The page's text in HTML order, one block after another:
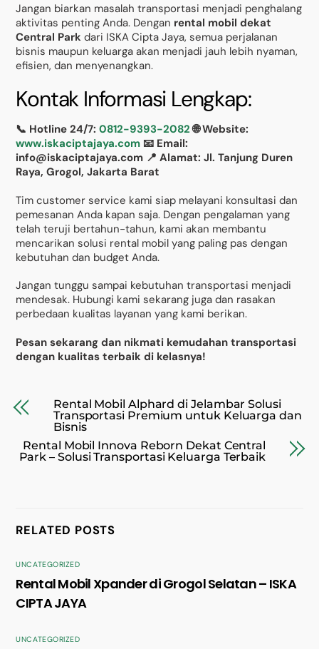
Jangan biarkan masalah transportasi menjadi penghalang
aktivitas penting Anda. Dengan rental mobil dekat
Central Park dari ISKA Cipta Jaya, semua perjalanan
bisnis maupun keluarga akan menjadi jauh lebih nyaman,
efisien, dan menyenangkan.
Kontak Informasi Lengkap:
📞 Hotline 24/7:0812-9393-2082 🌐 Website:
www.iskaciptajaya.com 📧 Email:
info@iskaciptajaya.com 📍 Alamat: Jl. Tanjung Duren
Raya, Grogol, Jakarta Barat
Tim customer service kami siap melayani konsultasi dan
pemesanan Anda kapan saja. Dengan pengalaman yang
telah teruji bertahun-tahun, kami akan membantu
mencarikan solusi rental mobil yang paling pas dengan
kebutuhan dan budget Anda.
Jangan tunggu sampai kebutuhan transportasi menjadi
mendesak. Hubungi kami sekarang juga dan rasakan
perbedaan kualitas layanan yang kami berikan.
Pesan sekarang dan nikmati kemudahan transportasi
dengan kualitas terbaik di kelasnya!
Rental Mobil Alphard di Jelambar Solusi
Transportasi Premium untuk Keluarga dan
Bisnis
Rental Mobil Innova Reborn Dekat Central
Park – Solusi Transportasi Keluarga Terbaik
RELATED POSTS
UNCATEGORIZED
Rental Mobil Xpander di Grogol Selatan – ISKA
CIPTA JAYA
UNCATEGORIZED